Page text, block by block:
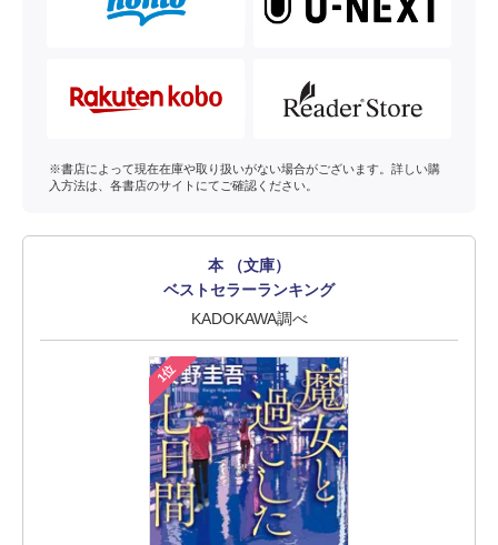
※書店によって現在在庫や取り扱いがない場合がございます。詳しい購
入方法は、各書店のサイトにてご確認ください。
本 （文庫）
ベストセラーランキング
KADOKAWA調べ
1位